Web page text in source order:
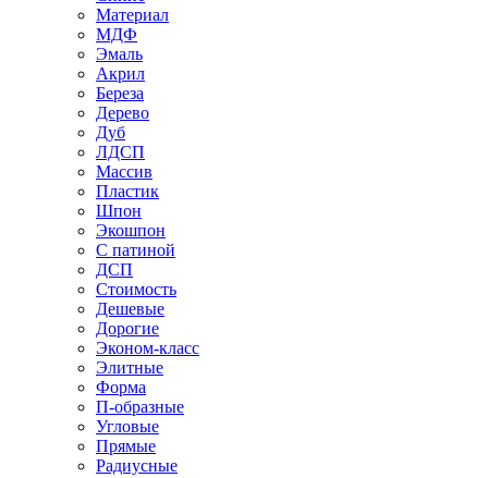
Материал
МДФ
Эмаль
Акрил
Береза
Дерево
Дуб
ЛДСП
Массив
Пластик
Шпон
Экошпон
С патиной
ДСП
Стоимость
Дешевые
Дорогие
Эконом-класс
Элитные
Форма
П-образные
Угловые
Прямые
Радиусные